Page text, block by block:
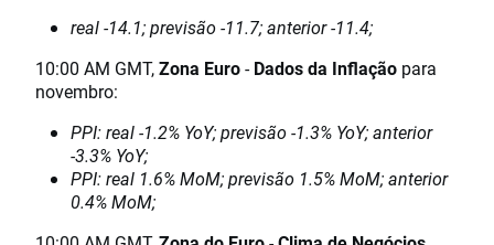
real -14.1; previsão -11.7; anterior -11.4;
10:00 AM GMT,Zona Euro-Dados da Inflação para
novembro:
PPI: real -1.2% YoY; previsão -1.3% YoY; anterior
-3.3% YoY;
PPI: real 1.6% MoM; previsão 1.5% MoM; anterior
0.4% MoM;